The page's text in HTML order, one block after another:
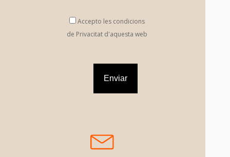
Accepto les condicions
de Privacitat d'aquesta web